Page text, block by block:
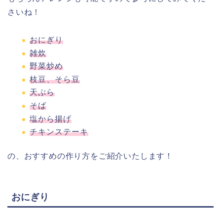
さいね！
おにぎり
雑炊
野菜炒め
枝豆、そら豆
天ぷら
そば
塩から揚げ
チキンステーキ
の、おすすめの作り方をご紹介いたします！
おにぎり